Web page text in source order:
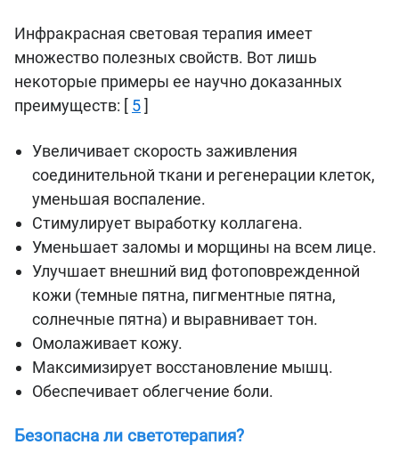
Инфракрасная световая терапия имеет
множество полезных свойств. Вот лишь
некоторые примеры ее научно доказанных
преимуществ: [ 5]
Увеличивает скорость заживления
соединительной ткани и регенерации клеток,
уменьшая воспаление.
Стимулирует выработку коллагена.
Уменьшает заломы и морщины на всем лице.
Улучшает внешний вид фотоповрежденной
кожи (темные пятна, пигментные пятна,
солнечные пятна) и выравнивает тон.
Омолаживает кожу.
Максимизирует восстановление мышц.
Обеспечивает облегчение боли.
Безопасна ли светотерапия?